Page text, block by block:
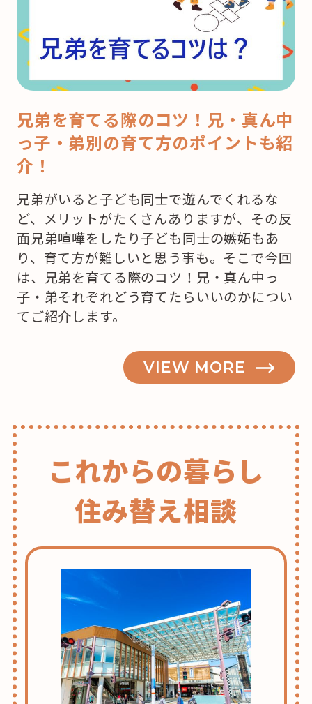
兄弟を育てる際のコツ！兄・真ん中
っ子・弟別の育て方のポイントも紹
介！
兄弟がいると子ども同士で遊んでくれるな
ど、メリットがたくさんありますが、その反
面兄弟喧嘩をしたり子ども同士の嫉妬もあ
り、育て方が難しいと思う事も。そこで今回
は、兄弟を育てる際のコツ！兄・真ん中っ
子・弟それぞれどう育てたらいいのかについ
てご紹介します。
VIEW MORE
これからの暮らし
住み替え相談